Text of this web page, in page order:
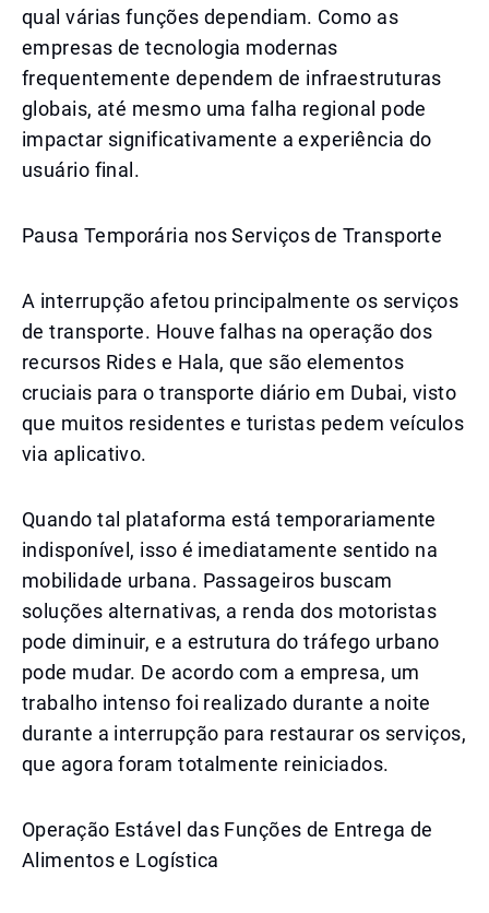
qual várias funções dependiam. Como as
empresas de tecnologia modernas
frequentemente dependem de infraestruturas
globais, até mesmo uma falha regional pode
impactar significativamente a experiência do
usuário final.
Pausa Temporária nos Serviços de Transporte
A interrupção afetou principalmente os serviços
de transporte. Houve falhas na operação dos
recursos Rides e Hala, que são elementos
cruciais para o transporte diário em Dubai, visto
que muitos residentes e turistas pedem veículos
via aplicativo.
Quando tal plataforma está temporariamente
indisponível, isso é imediatamente sentido na
mobilidade urbana. Passageiros buscam
soluções alternativas, a renda dos motoristas
pode diminuir, e a estrutura do tráfego urbano
pode mudar. De acordo com a empresa, um
trabalho intenso foi realizado durante a noite
durante a interrupção para restaurar os serviços,
que agora foram totalmente reiniciados.
Operação Estável das Funções de Entrega de
Alimentos e Logística